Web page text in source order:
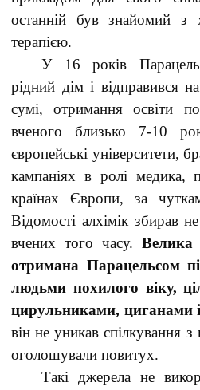
останній був знайомий з
терапією.
У 16 років
рідний дім і відправився
сумі, отримання освіти
вченого близько 7-10
європейські університети,
кампаніях в ролі медика,
країнах Європи, за
Відомості алхімік збирав
вчених того часу. Велика
отримана Парацельсом
людьми похилого віку,
цирульниками, циганами
він не уникав спілкування
оголошували повитух.
Такі джерела не